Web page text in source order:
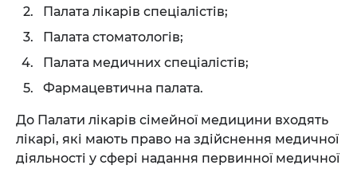
Палата лікарів спеціалістів;
Палата стоматологів;
Палата медичних спеціалістів;
Фармацевтична палата.
До Палати лікарів сімейної медицини входять
лікарі, які мають право на здійснення медичної
діяльності у сфері надання первинної медичної